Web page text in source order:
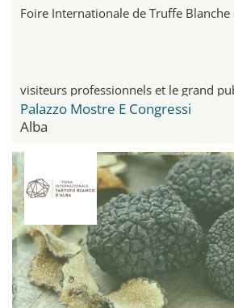
Foire Internationale de Truffe Blanche
visiteurs professionnels et le grand
Palazzo Mostre E Congressi
Alba